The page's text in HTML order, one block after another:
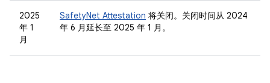
2025
年 1
月
SafetyNet Attestation 将关闭。关闭时间从 2024
年 6 月延长至 2025 年 1 月。